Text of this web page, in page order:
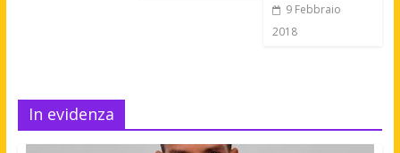
9 Febbraio
2018
In evidenza